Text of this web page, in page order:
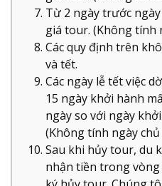
Từ 2 ngày trước
giá tour. (Không tính
Các quy định trên
và tết.
Các ngày lễ tết việc
15 ngày khởi hành
ngày so với ngày
(Không tính ngày chủ
Sau khi hủy tour, du
nhận tiền trong